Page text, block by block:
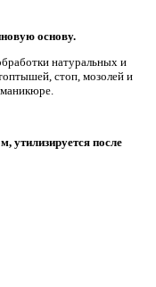
основу.
натуральных и
стоп, мозолей и
утилизируется после